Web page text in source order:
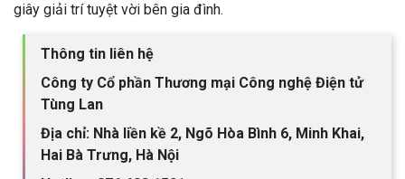
giây giải trí tuyệt vời bên gia đình.
Thông tin liên hệ
Công ty Cổ phần Thương mại Công nghệ Điện tử
Tùng Lan
Địa chỉ: Nhà liền kề 2, Ngõ Hòa Bình 6, Minh Khai,
Hai Bà Trưng, Hà Nội